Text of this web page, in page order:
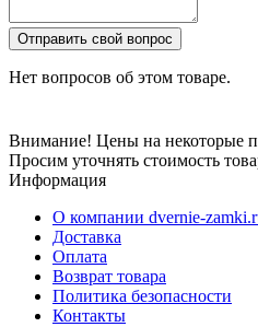
Отправить свой вопрос
Нет вопросов об этом товаре.
Внимание! Цены на некоторые
Просим уточнять стоимость
Информация
О компании dvernie-
Доставка
Оплата
Возврат товара
Политика безопасности
Контакты